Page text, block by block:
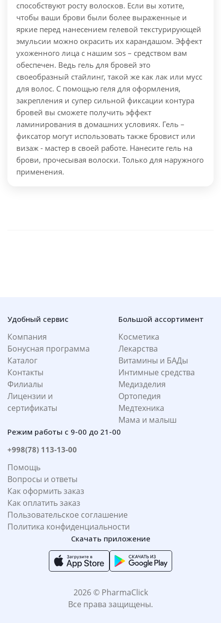
способствуют росту волосков. Если вы хотите,
чтобы ваши брови были более выраженные и
яркие перед нанесением гелевой текстурирующей
эмульсии можно окрасить их карандашом. Эффект
ухоженного лица с нашим sos – средством вам
обеспечен. Ведь гель для бровей это
своеобразный стайлинг, такой же как лак или мусс
для волос. С помощью геля для оформления,
закрепления и супер сильной фиксации контура
бровей вы сможете получить эффект
ламинирования в домашних условиях. Гель –
фиксатор могут использовать также бровист или
визаж - мастер в своей работе. Нанесите гель на
брови, прочесывая волоски. Только для наружного
применения.
Удобный сервис
Компания
Бонусная программа
Каталог
Контакты
Филиалы
Лицензии и
сертификаты
Большой ассортимент
Косметика
Лекарства
Витамины и БАДы
Интимные средства
Медизделия
Ортопедия
Медтехника
Мама и малыш
Режим работы с 9-00 до 21-00
+998(78) 113-13-00
Помощь
Вопросы и ответы
Как оформить заказ
Как оплатить заказ
Пользовательское соглашение
Политика конфиденциальности
Скачать приложение
2026 © PharmaClick
Все права защищены.